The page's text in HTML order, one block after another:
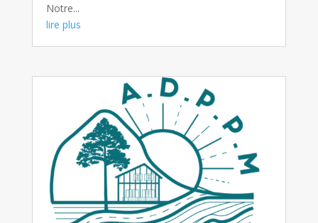
Notre...
lire plus